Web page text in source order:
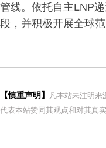
管线。依托自主LNP
段，并积极开展全球
【慎重声明】
凡本站未注明
代表本站赞同其观点和对其真